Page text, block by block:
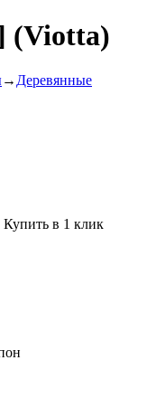
(Viotta)
→ Деревянные
Купить в 1 клик